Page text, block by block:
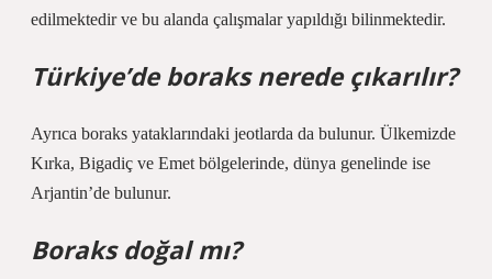
edilmektedir ve bu alanda çalışmalar yapıldığı bilinmektedir.
Türkiye’de boraks nerede çıkarılır?
Ayrıca boraks yataklarındaki jeotlarda da bulunur. Ülkemizde
Kırka, Bigadiç ve Emet bölgelerinde, dünya genelinde ise
Arjantin’de bulunur.
Boraks doğal mı?